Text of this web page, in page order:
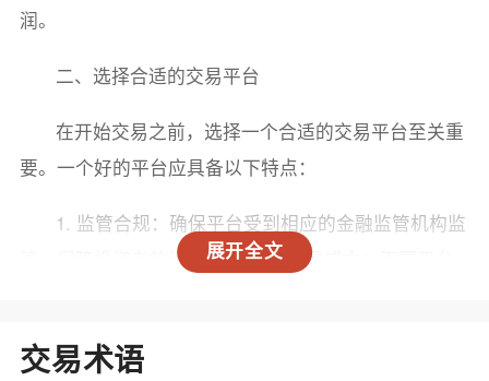
展开全文
润。
二、选择合适的交易平台
在开始交易之前，选择一个合适的交易平台至关重
要。一个好的平台应具备以下特点：
1. 监管合规：确保平台受到相应的金融监管机构监
管，保障投资者的资金安全。 2. 交易成本：不同平台
洁易懂，客户服务应及时响应，提供良好的用户体验。
交易术语